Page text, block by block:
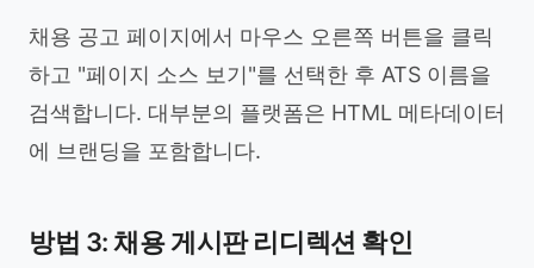
채용 공고 페이지에서 마우스 오른쪽 버튼을 클릭
하고 "페이지 소스 보기"를 선택한 후 ATS 이름을
검색합니다. 대부분의 플랫폼은 HTML 메타데이터
에 브랜딩을 포함합니다.
방법 3: 채용 게시판 리디렉션 확인